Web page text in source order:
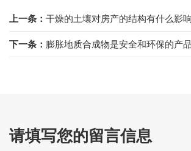
上一条： 干燥的土壤对房产的结构有什么影
下一条： 膨胀地质合成物是安全和环保的产
请填写您的留言信息